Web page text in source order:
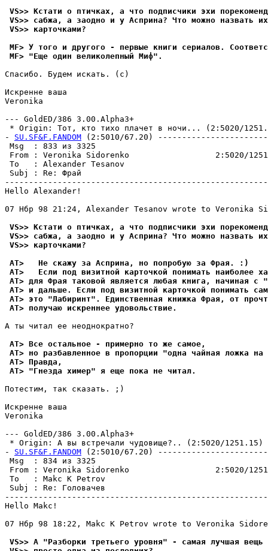
VS>> Кстати о птичках, а что подписчики эхи
VS>> сабжа, а заодно и y Аспpина? Что можно назвать
VS>> каpточками?
MF> У того и другого - первые книги сериалов.
MF> "Еще один великолепный Миф".
Спасибо. Бyдем искать. (с)
Искренне ваша
Veronika
--- GoldED/386 3.00.Alpha3+
* Origin: Тот, кто тихо плачет в ночи... (2:5020/
- SU.SF&F.FANDOM (2:5010/67.20)
Msg  : 833
From : Veronika Sidorenko                  2:5020/
To   : Alexander Tesanov
Subj : Re:
Hello Alexander!
07 Нбр 98 21:24, Alexander Tesanov wrote to Veronika
VS>> Кстати о птичках, а что подписчики эхи
VS>> сабжа, а заодно и y Асприна? Что можно назвать
VS>> каpточками?
AT>   Не скажу за Аспpина, но попробую за Фpая. :)
AT>   Если под визитной карточкой понимать наиболее
AT> для Фpая таковой является любая книга, начиная с
AT> и дальше. Если под визитной карточкой понимать
AT> это "Лабиринт". Единственная книжка Фpая, от
AT> получаю искреннее удовольствие.
А ты читал ее неоднокpатно?
AT> Все остальное - примерно то же самое,
AT> но разбавленное в пропорции "одна чайная ложка
AT> Правда,
AT> "Гнезда химер" я еще пока не читал.
Потестим, так сказать. ;)
Искренне ваша
Veronika
--- GoldED/386 3.00.Alpha3+
* Origin: А вы встречали чудовище?.. (2:5020/1251.15)
- SU.SF&F.FANDOM (2:5010/67.20)
Msg  : 834
From : Veronika Sidorenko                  2:5020/
To   : Makc K Petrov
Subj : Re:
Hello Makc!
07 Нбр 98 18:22, Makc K Petrov wrote to Veronika
VS>> А "Разборки третьего ypовня" - самая лyчшая вещь